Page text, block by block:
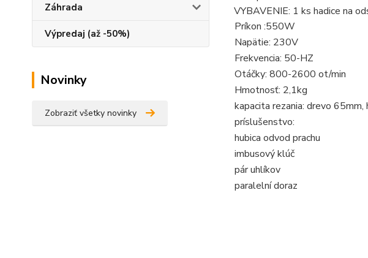
Záhrada
Výpredaj (až -50%)
Novinky
Zobraziť všetky novinky
VYBAVENIE: 1 ks hadice na
Príkon :550W
Napätie: 230V
Frekvencia: 50-HZ
Otáčky: 800-2600 ot/min
Hmotnosť: 2,1kg
kapacita rezania: drevo
príslušenstvo:
hubica odvod prachu
imbusový klúč
pár uhlíkov
paralelní doraz